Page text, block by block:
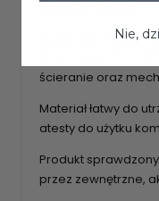
Tkanina Bluvel
Bluvel jest miękką i
ścieranie oraz
Materiał łatwy do
atesty do użytku
Produkt
przez zewnętrzne,
Nie,